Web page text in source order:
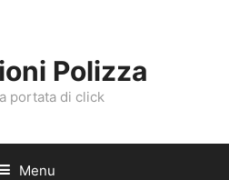
Polizza
portata di click
Menu